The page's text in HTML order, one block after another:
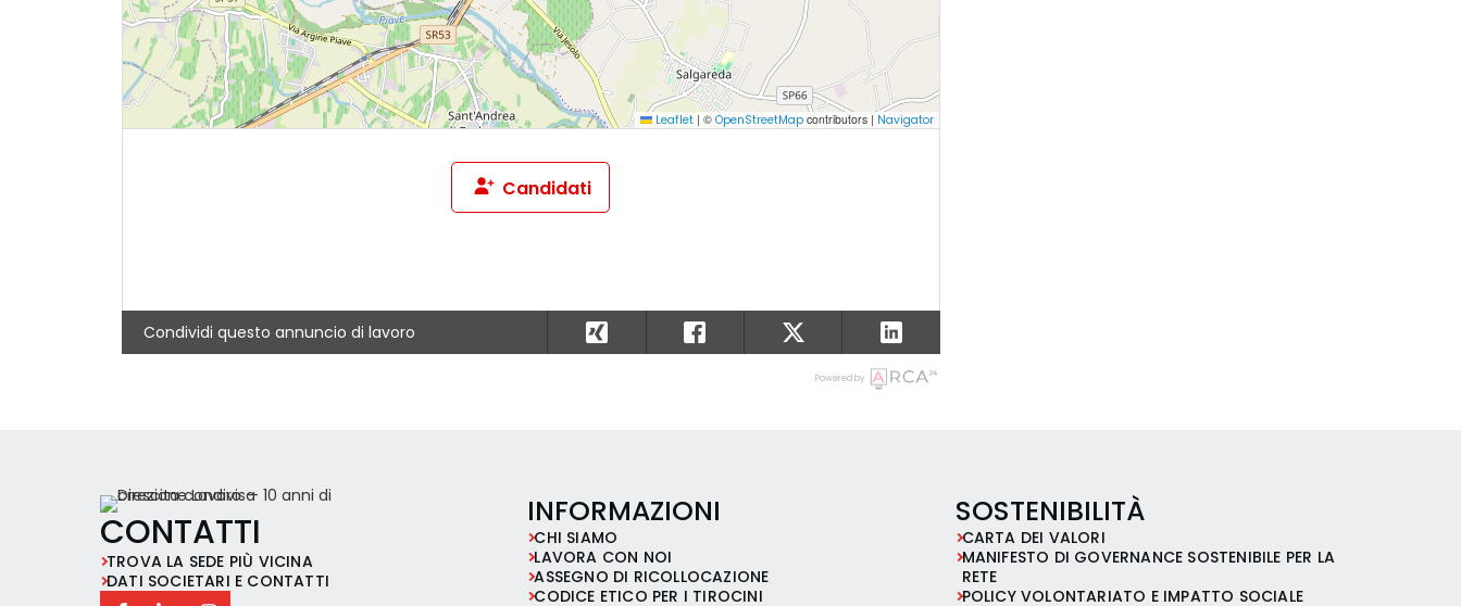
Leaflet | © OpenStreetMapcontributors | Navigator
Candidati
Condividi questo annuncio di lavoro
Powered by
CONTATTI
TROVA LA SEDE PIÙ VICINA
DATI SOCIETARI E CONTATTI
INFORMAZIONI
CHI SIAMO
LAVORA CON NOI
ASSEGNO DI RICOLLOCAZIONE
CODICE ETICO PER I TIROCINI
SOSTENIBILITÀ
CARTA DEI VALORI
MANIFESTO DI GOVERNANCE SOSTENIBILE PER LA
RETE
POLICY VOLONTARIATO E IMPATTO SOCIALE